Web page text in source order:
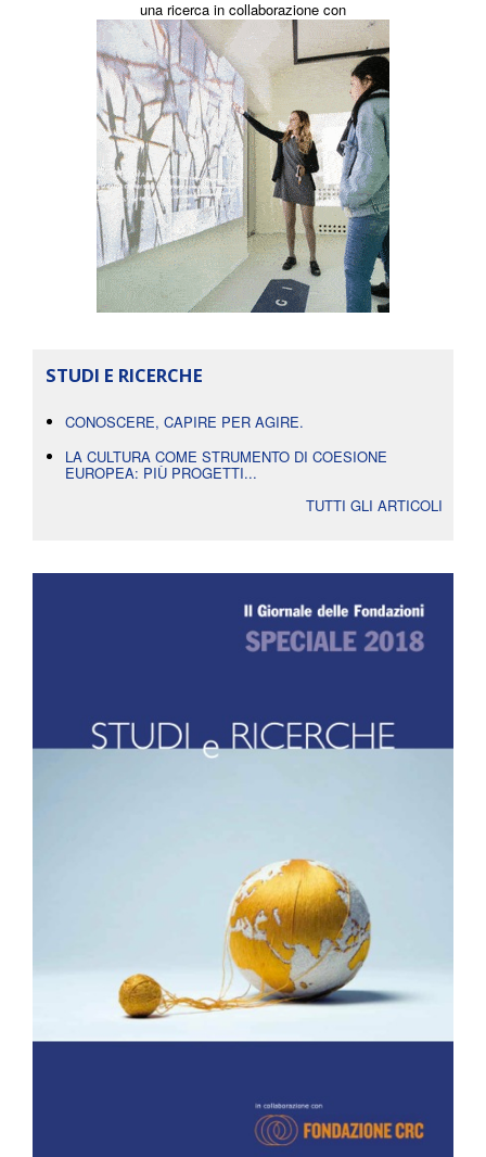
una ricerca in collaborazione con
STUDI E RICERCHE
CONOSCERE, CAPIRE PER AGIRE.
LA CULTURA COME STRUMENTO DI COESIONE
EUROPEA: PIÙ PROGETTI...
TUTTI GLI ARTICOLI